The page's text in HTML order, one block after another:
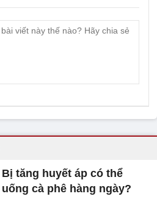
Bị tăng huyết áp có thể
uống cà phê hàng ngày?